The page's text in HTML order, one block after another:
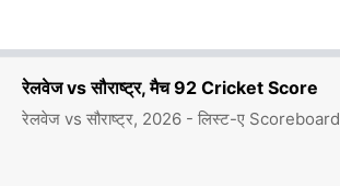
रेलवेज vs सौराष्ट्र, मैच 92 Cricket Score
रेलवेज vs सौराष्ट्र, 2026 - लिस्ट-ए Scoreboard